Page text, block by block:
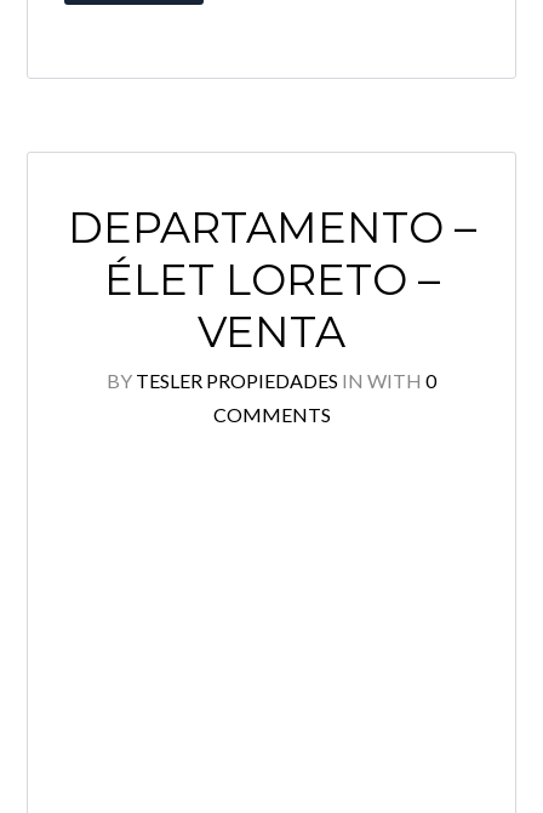
DEPARTAMENTO –
ÉLET LORETO –
VENTA
BY TESLER PROPIEDADES IN WITH 0
COMMENTS